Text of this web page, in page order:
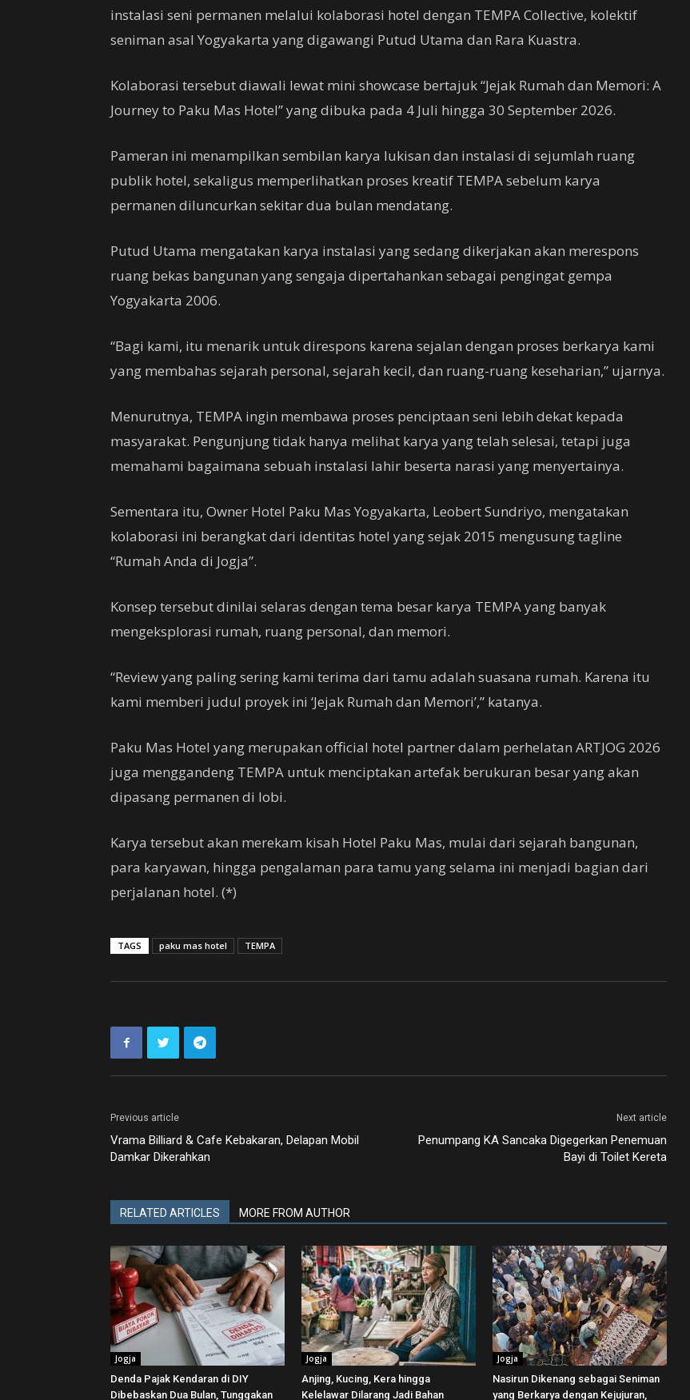
instalasi seni permanen melalui kolaborasi hotel dengan TEMPA Collective, kolektif
seniman asal Yogyakarta yang digawangi Putud Utama dan Rara Kuastra.
Kolaborasi tersebut diawali lewat mini showcase bertajuk “Jejak Rumah dan Memori: A
Journey to Paku Mas Hotel” yang dibuka pada 4 Juli hingga 30 September 2026.
Pameran ini menampilkan sembilan karya lukisan dan instalasi di sejumlah ruang
publik hotel, sekaligus memperlihatkan proses kreatif TEMPA sebelum karya
permanen diluncurkan sekitar dua bulan mendatang.
Putud Utama mengatakan karya instalasi yang sedang dikerjakan akan merespons
ruang bekas bangunan yang sengaja dipertahankan sebagai pengingat gempa
Yogyakarta 2006.
“Bagi kami, itu menarik untuk direspons karena sejalan dengan proses berkarya kami
yang membahas sejarah personal, sejarah kecil, dan ruang-ruang keseharian,” ujarnya.
Menurutnya, TEMPA ingin membawa proses penciptaan seni lebih dekat kepada
masyarakat. Pengunjung tidak hanya melihat karya yang telah selesai, tetapi juga
memahami bagaimana sebuah instalasi lahir beserta narasi yang menyertainya.
Sementara itu, Owner Hotel Paku Mas Yogyakarta, Leobert Sundriyo, mengatakan
kolaborasi ini berangkat dari identitas hotel yang sejak 2015 mengusung tagline
“Rumah Anda di Jogja”.
Konsep tersebut dinilai selaras dengan tema besar karya TEMPA yang banyak
mengeksplorasi rumah, ruang personal, dan memori.
“Review yang paling sering kami terima dari tamu adalah suasana rumah. Karena itu
kami memberi judul proyek ini ‘Jejak Rumah dan Memori’,” katanya.
Paku Mas Hotel yang merupakan official hotel partner dalam perhelatan ARTJOG 2026
juga menggandeng TEMPA untuk menciptakan artefak berukuran besar yang akan
dipasang permanen di lobi.
Karya tersebut akan merekam kisah Hotel Paku Mas, mulai dari sejarah bangunan,
para karyawan, hingga pengalaman para tamu yang selama ini menjadi bagian dari
perjalanan hotel. (*)
TAGS paku mas hotel TEMPA
Previous article
Vrama Billiard & Cafe Kebakaran, Delapan Mobil
Damkar Dikerahkan
Next article
Penumpang KA Sancaka Digegerkan Penemuan
Bayi di Toilet Kereta
RELATED ARTICLES MORE FROM AUTHOR
Jogja
Denda Pajak Kendaran di DIY
Dibebaskan Dua Bulan, Tunggakan
Jogja
Anjing, Kucing, Kera hingga
Kelelawar Dilarang Jadi Bahan
Jogja
Nasirun Dikenang sebagai Seniman
yang Berkarya dengan Kejujuran,